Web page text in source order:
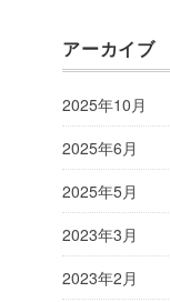
アーカイブ
2025年10月
2025年6月
2025年5月
2023年3月
2023年2月